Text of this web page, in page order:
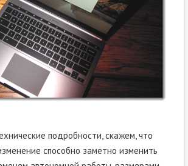
подробности, скажем, что
способно заметно изменить